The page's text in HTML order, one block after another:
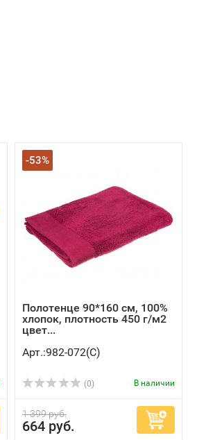
-53%
Полотенце 90*160 см, 100%
хлопок, плотность 450 г/м2
цвет...
Арт.:982-072(C)
(0) В наличии
1 399 руб.
664 руб.